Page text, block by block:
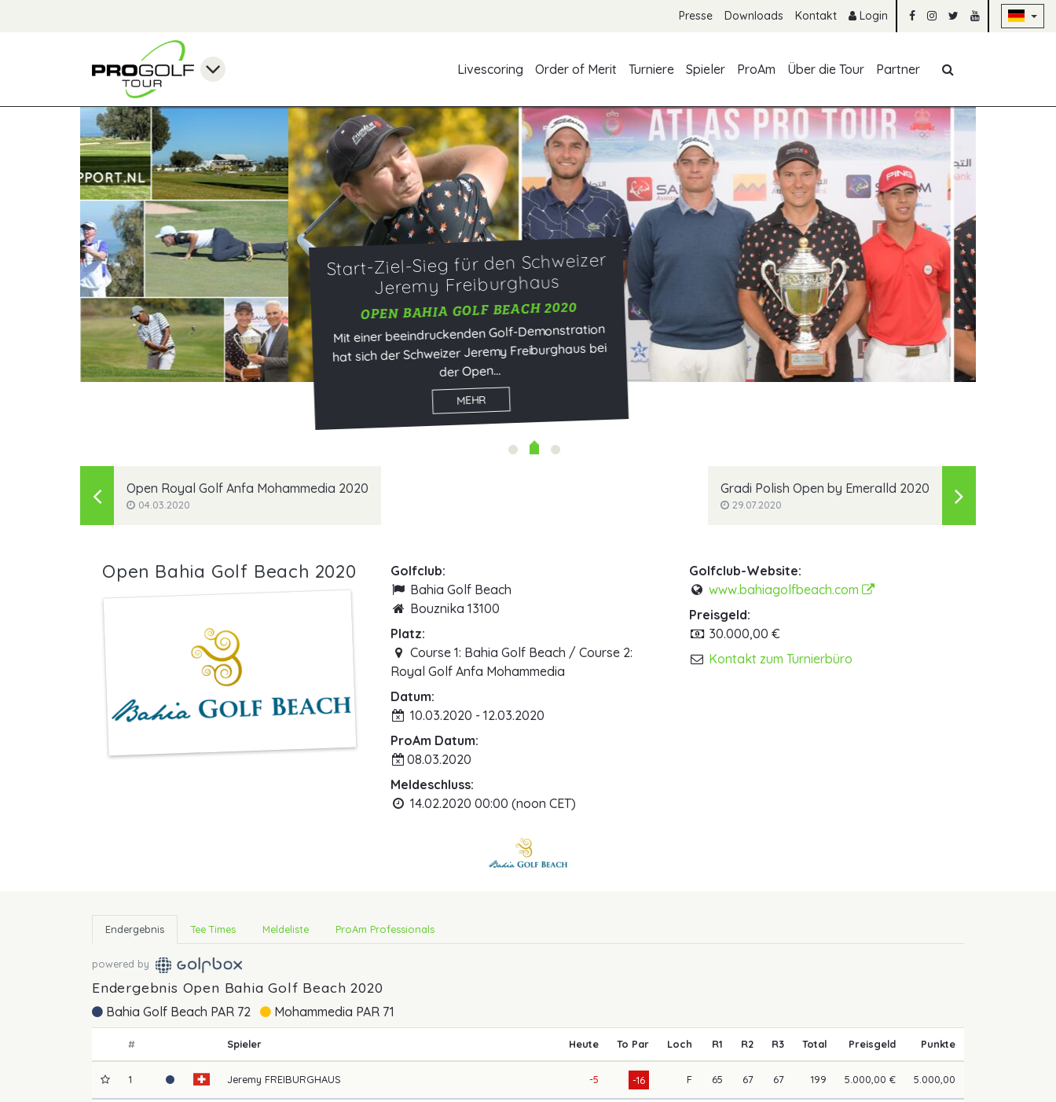
Presse Downloads Kontakt Login
Livescoring
Order of Merit Turniere Spieler ProAm Über die Tour Partner
Start-Ziel-Sieg für den Schweizer
Jeremy Freiburghaus
OPEN BAHIA GOLF BEACH 2020
Mit einer beeindruckenden Golf-Demonstration
hat sich der Schweizer Jeremy Freiburghaus bei
der Open...
Open Royal Golf Anfa Mohammedia 2020
04.03.2020
Gradi Polish Open by Emeralld 2020
29.07.2020
Open Bahia Golf Beach 2020
Golfclub:
Bahia Golf Beach
Bouznika 13100
Platz:
Course 1: Bahia Golf Beach / Course 2:
Royal Golf Anfa Mohammedia
Datum:
10.03.2020 - 12.03.2020
ProAm Datum:
08.03.2020
Meldeschluss:
14.02.2020 00:00 (noon CET)
Golfclub-Website:
www.bahiagolfbeach.com
Preisgeld:
30.000,00 €
Kontakt zum Turnierbüro
Endergebnis Tee Times Meldeliste ProAm Professionals
powered by
Endergebnis Open Bahia Golf Beach 2020
Bahia Golf Beach PAR 72 Mohammedia PAR 71
# Spieler Heute To Par Loch R1 R2 R3 Total Preisgeld Punkte
1 Jeremy FREIBURGHAUS -5 -16 F 65 67 67 199 5.000,00 € 5.000,00